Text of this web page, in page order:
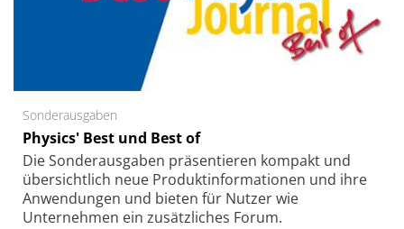
Sonderausgaben
Physics' Best und Best of
Die Sonder­ausgaben präsentieren kompakt und
übersichtlich neue Produkt­informationen und ihre
Anwendungen und bieten für Nutzer wie
Unternehmen ein zusätzliches Forum.